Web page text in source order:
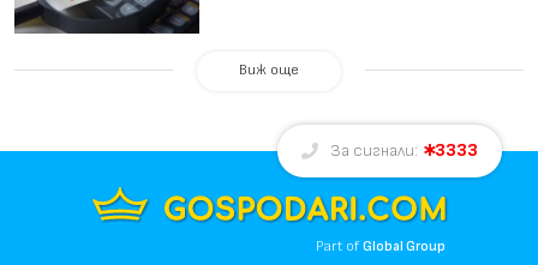
Виж още
За сигнали: 3333
Part ofGlobal Group